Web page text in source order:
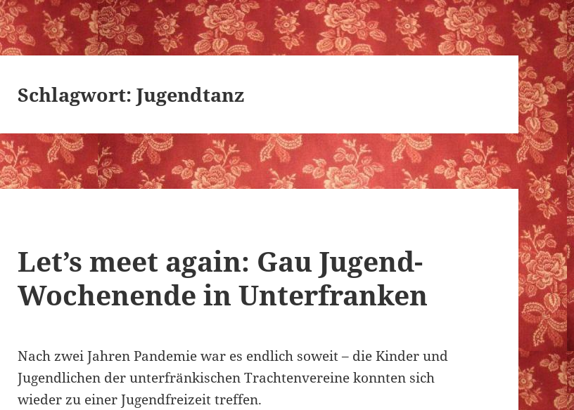
Schlagwort:Jugendtanz
Let’s meet again: Gau Jugend-
Wochenende in Unterfranken
Nach zwei Jahren Pandemie war es endlich soweit – die Kinder und
Jugendlichen der unterfränkischen Trachtenvereine konnten sich
wieder zu einer Jugendfreizeit treffen.